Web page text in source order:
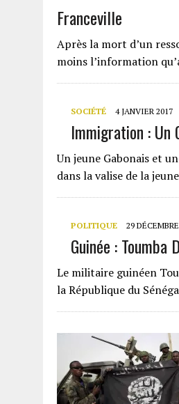
Franceville
Après la mort d’un
moins l’information
SOCIÉTÉ 4 JANVIER 2017
Immigration : Un
Un jeune Gabonais et
dans la valise de la
POLITIQUE 29
Guinée :
Le militaire guinéen
la République du